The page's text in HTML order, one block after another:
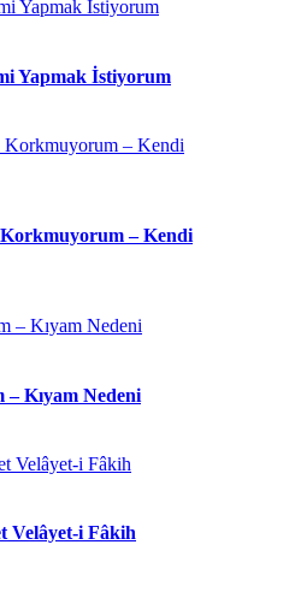
Yapmak İstiyorum
– Kendi
Kıyam Nedeni
Velâyet-i Fâkih